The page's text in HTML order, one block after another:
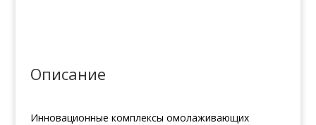
Описание
Инновационные комплексы омолаживающих